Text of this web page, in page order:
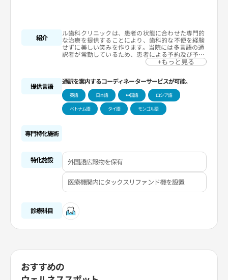
紹介
ル歯科クリニックは、患者の状態に合わせた専門的
な治療を提供することにより、歯科的な不便を経験
せずに美しい笑みを作ります。当院には多言語の通
訳者が常勤しているため、患者による予約及び予約
変更が容易です。気軽にコミュニケーションするこ
とで治療の質を高め、訪問する患者の皆様が満足で
+もっと見る
提供言語
通訳を案内するコーディネーターサービスが可能。
英語 日本語 中国語 ロシア語
ベトナム語 タイ語 モンゴル語
専門特化施術
特化施設 外国語広報物を保有
医療機関内にタックスリファンド機を設置
診療科目
おすすめの